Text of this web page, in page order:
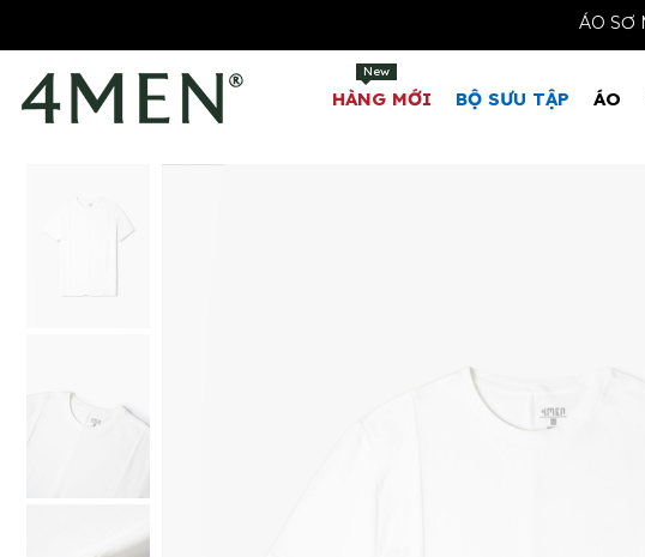
HÀNG MỚI
New
BỘ SƯU TẬP ÁO